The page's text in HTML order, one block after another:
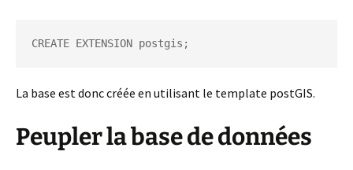
CREATE EXTENSION postgis;
La base est donc créée en utilisant le template postGIS.
Peupler la base de données